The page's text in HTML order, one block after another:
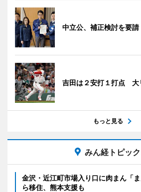
中立公、補正検討を要請
吉田は２安打１打点 大
もっと見る
みん経トピッ
金沢・近江町市場入り口に肉まん「
ら移住、熊本支援も